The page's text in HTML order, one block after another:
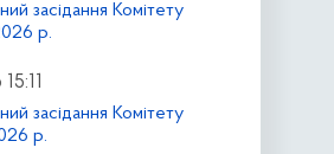
засідання Комітету
р.
засідання Комітету
р.